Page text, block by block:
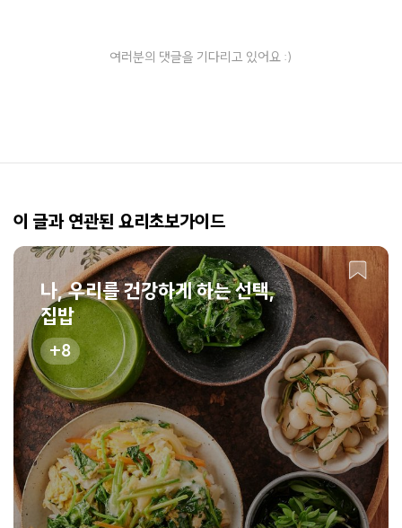
여러분의 댓글을 기다리고 있어요 :)
이 글과 연관된 요리초보가이드
나, 우리를 건강하게 하는 선택,
집밥
8